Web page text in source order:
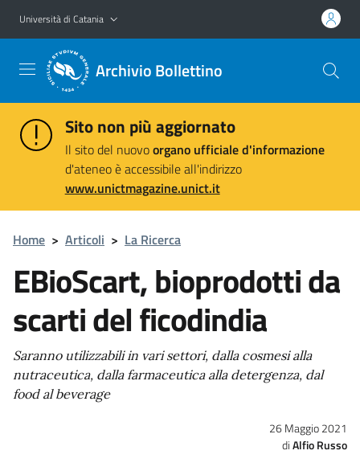
Vai al contenuto principale
Vai al menu di navigazione
Università di Catania
Archivio Bollettino
Sito non più aggiornato
Il sito del nuovoorgano ufficiale d'informazione
d'ateneo è accessibile all'indirizzo
www.unictmagazine.unict.it
Home > Articoli > La Ricerca
EBioScart, bioprodotti da
scarti del ficodindia
Saranno utilizzabili in vari settori, dalla cosmesi alla
nutraceutica, dalla farmaceutica alla detergenza, dal
food al beverage
26 Maggio 2021
Alfio Russo